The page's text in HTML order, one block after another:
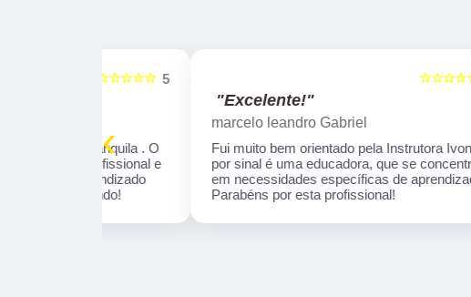
"Excelente!"
marcelo leandro Gabriel
Fui muito bem orientado pela Instrutora Ivone,
por sinal é uma educadora, que se concentra
em necessidades específicas de aprendizado,
Parabéns por esta profissional!
‹